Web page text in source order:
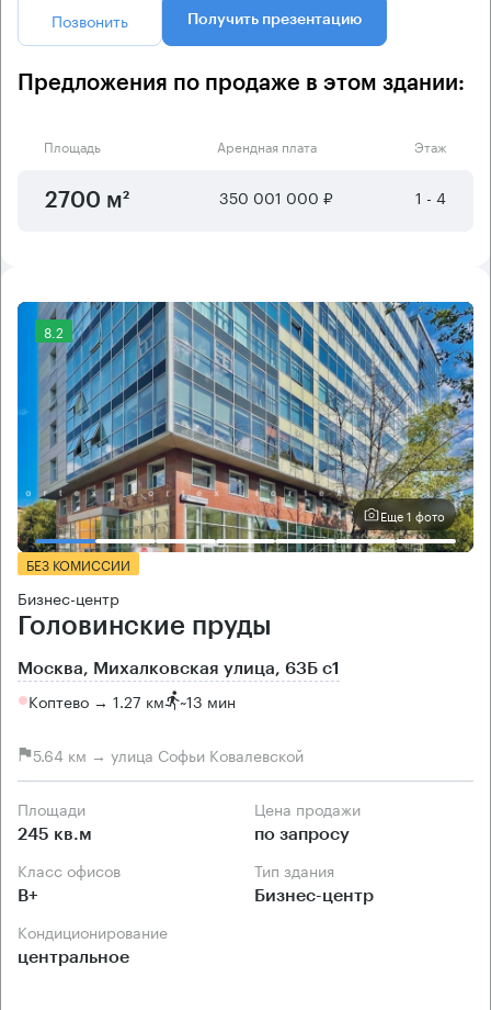
Позвонить Получить презентацию
Предложения по продаже в этом здании:
Площадь Арендная плата Этаж
2700 м² 350 001 000 ₽ 1 - 4
8.2
Еще 1 фото
БЕЗ КОМИССИИ
Бизнес-центр
Головинские пруды
Москва, Михалковская улица, 63Б с1
Коптево → 1.27 км ~13 мин
5.64 км → улица Софьи Ковалевской
Площади
245 кв.м
Цена продажи
по запросу
Класс офисов
B+
Тип здания
Бизнес-центр
Кондиционирование
центральное